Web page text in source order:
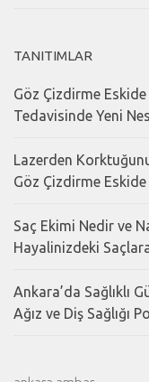
TANITIMLAR
Göz Çizdirme Eskide
Tedavisinde Yeni
Lazerden
Göz Çizdirme Eskide
Saç Ekimi Nedir ve
Hayalinizdeki
Ankara’da Sağlıklı
Ağız ve Diş Sağlığı